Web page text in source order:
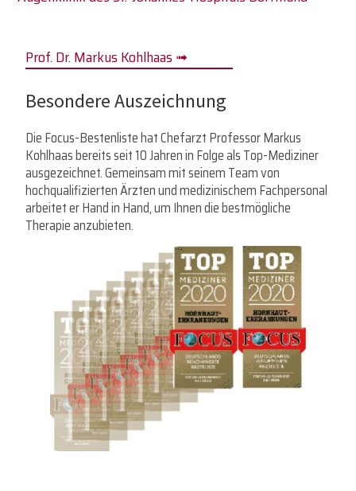
Prof. Dr. Markus Kohlhaas ➟
Besondere Auszeichnung
Die Focus-Bestenliste hat Chefarzt Professor Markus
Kohlhaas bereits seit 10 Jahren in Folge als Top-Mediziner
ausgezeichnet. Gemeinsam mit seinem Team von
hochqualifizierten Ärzten und medizinischem Fachpersonal
arbeitet er Hand in Hand, um Ihnen die bestmögliche
Therapie anzubieten.